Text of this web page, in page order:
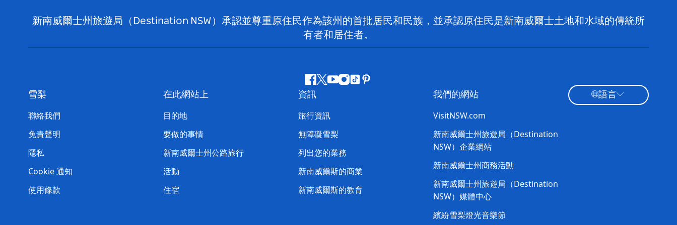
新南威爾士州旅遊局（Destination NSW）承認並尊重原住民作為該州的首批居民和民族，並承認原住民是新南威爾士土地和水域的傳統所
有者和居住者。
Facebook
嘰
喳
喳
Youtube
Instagram
抖 Pinterest
雪梨
聯絡我們
免責聲明
隱私
Cookie 通知
使用條款
在此網站上
目的地
要做的事情
新南威爾士州公路旅行
活動
住宿
資訊
旅行資訊
無障礙雪梨
列出您的業務
新南威爾斯的商業
新南威爾斯的教育
我們的網站
VisitNSW.com
新南威爾士州旅遊局（Destination
NSW）企業網站
新南威爾士州商務活動
新南威爾士州旅遊局（Destination
NSW）媒體中心
繽紛雪梨燈光音樂節
語言